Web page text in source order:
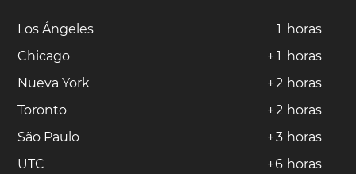
Los Ángeles − 1 horas
Chicago
+ 1 horas
Nueva York
+2 horas
Toronto
+2 horas
São Paulo
+3 horas
UTC
+6 horas